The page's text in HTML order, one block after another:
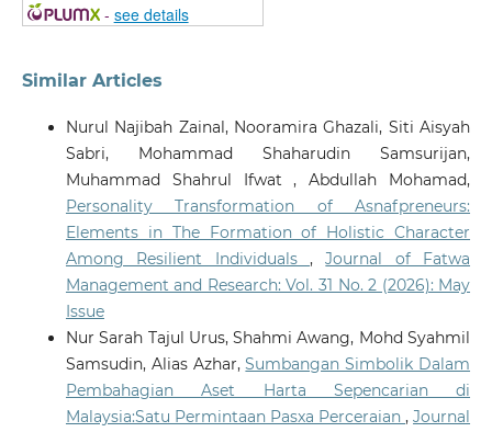
- see details
Similar Articles
Nurul Najibah Zainal, Nooramira Ghazali, Siti Aisyah
Sabri, Mohammad Shaharudin Samsurijan,
Muhammad Shahrul Ifwat , Abdullah Mohamad,
Personality Transformation of Asnafpreneurs:
Elements in The Formation of Holistic Character
Among Resilient Individuals ,Journal of Fatwa
Management and Research: Vol. 31 No. 2 (2026): May
Issue
Nur Sarah Tajul Urus, Shahmi Awang, Mohd Syahmil
Samsudin, Alias Azhar,Sumbangan Simbolik Dalam
Pembahagian Aset Harta Sepencarian di
Malaysia:Satu Permintaan Pasxa Perceraian,Journal